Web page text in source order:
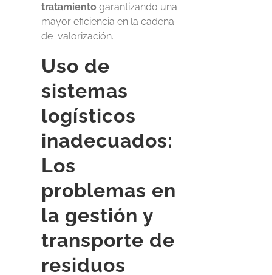
tratamientogarantizando una
mayor eficiencia en la cadena
de valorización.
Uso de
sistemas
logísticos
inadecuados:
Los
problemas en
la gestión y
transporte de
residuos